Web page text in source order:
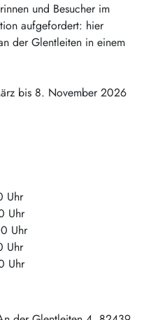
und Besucher im
aufgefordert: hier
der Glentleiten in einem
bis 8. November 2026
Uhr
Uhr
Uhr
Uhr
Uhr